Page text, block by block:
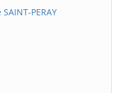
PERAY